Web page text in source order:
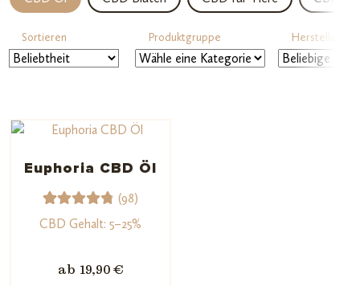
Sortieren Produktgruppe Hersteller
Euphoria CBD Öl
Bewerte
5,
98
(98)
CBD Gehalt: 5–25%
ab 19,90 €